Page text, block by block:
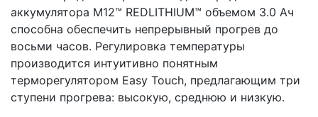
аккумулятора M12™ REDLITHIUM™ объемом 3.0 Ач
способна обеспечить непрерывный прогрев до
восьми часов. Регулировка температуры
производится интуитивно понятным
терморегулятором Easy Touch, предлагающим три
ступени прогрева: высокую, среднюю и низкую.